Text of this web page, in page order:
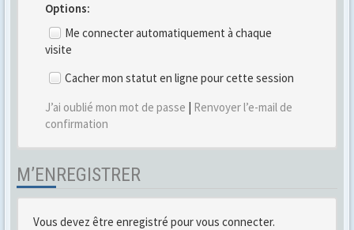
Options:
Me connecter automatiquement à chaque
visite
Cacher mon statut en ligne pour cette session
J’ai oublié mon mot de passe | Renvoyer l’e-mail de
confirmation
M’ENREGISTRER
Vous devez être enregistré pour vous connecter.